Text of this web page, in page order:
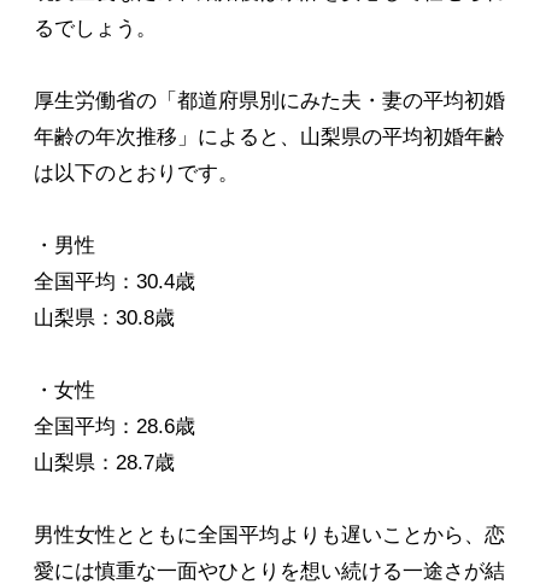
るでしょう。
厚生労働省の「都道府県別にみた夫・妻の平均初婚
年齢の年次推移」によると、山梨県の平均初婚年齢
は以下のとおりです。
・男性
全国平均：30.4歳
山梨県：30.8歳
・女性
全国平均：28.6歳
山梨県：28.7歳
男性女性とともに全国平均よりも遅いことから、恋
愛には慎重な一面やひとりを想い続ける一途さが結